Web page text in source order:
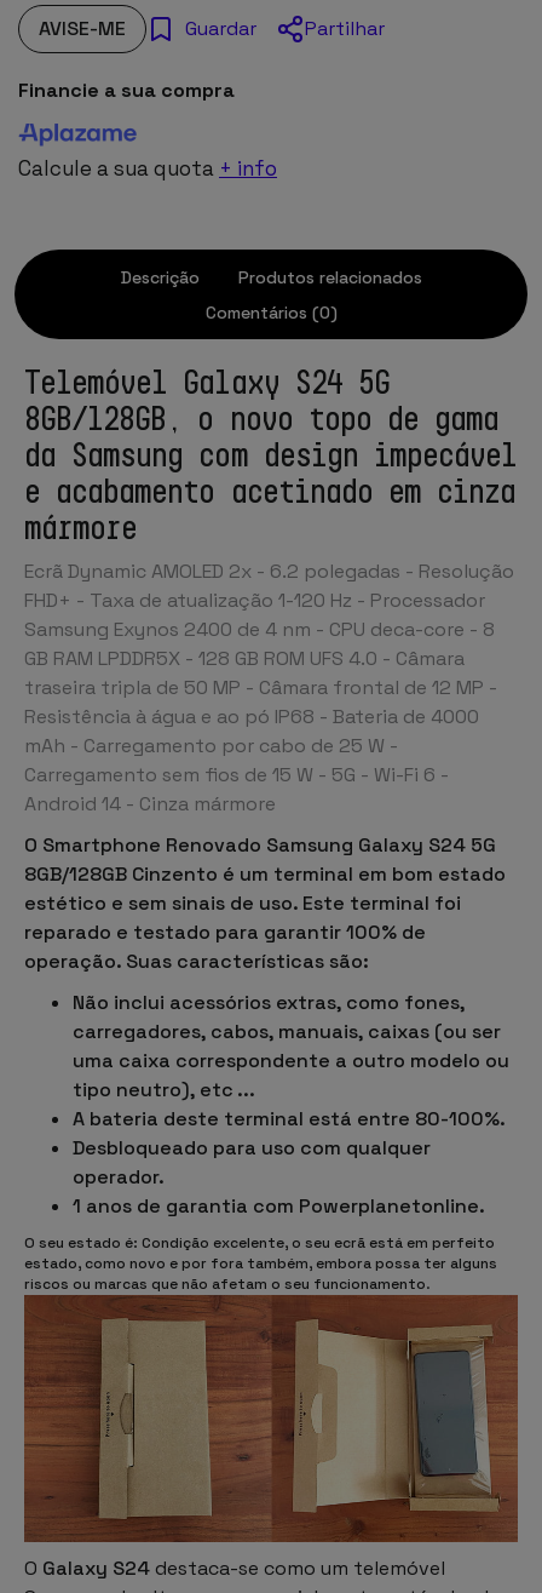
AVISE-ME Guardar Partilhar
Financie a sua compra
Calcule a sua quota + info
Descrição
Produtos relacionados
Comentários (0)
Telemóvel Galaxy S24 5G
8GB/128GB, o novo topo de gama
da Samsung com design impecável
e acabamento acetinado em cinza
mármore
Ecrã Dynamic AMOLED 2x - 6.2 polegadas - Resolução
FHD+ - Taxa de atualização 1-120 Hz - Processador
Samsung Exynos 2400 de 4 nm - CPU deca-core - 8
GB RAM LPDDR5X - 128 GB ROM UFS 4.0 - Câmara
traseira tripla de 50 MP - Câmara frontal de 12 MP -
Resistência à água e ao pó IP68 - Bateria de 4000
mAh - Carregamento por cabo de 25 W -
Carregamento sem fios de 15 W - 5G - Wi-Fi 6 -
Android 14 - Cinza mármore
O Smartphone Renovado Samsung Galaxy S24 5G
8GB/128GB Cinzento é um terminal em bom estado
estético e sem sinais de uso. Este terminal foi
reparado e testado para garantir 100% de
operação. Suas características são:
Não inclui acessórios extras, como fones,
carregadores, cabos, manuais, caixas (ou ser
uma caixa correspondente a outro modelo ou
tipo neutro), etc ...
A bateria deste terminal está entre 80-100%.
Desbloqueado para uso com qualquer
operador.
1 anos de garantia com Powerplanetonline.
O seu estado é: Condição excelente, o seu ecrã está em perfeito
estado, como novo e por fora também, embora possa ter alguns
riscos ou marcas que não afetam o seu funcionamento.
O Galaxy S24 destaca-se como um telemóvel